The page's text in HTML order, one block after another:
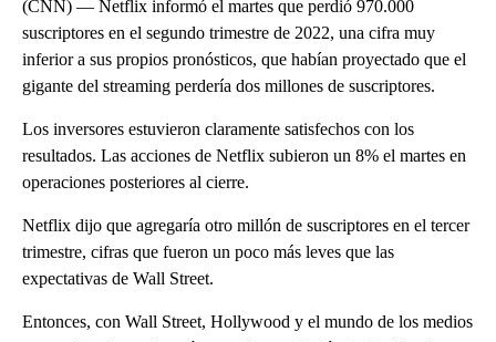
(CNN) — Netflix informó el martes que perdió 970.000
suscriptores en el segundo trimestre de 2022, una cifra muy
inferior a sus propios pronósticos, que habían proyectado que el
gigante del streaming perdería dos millones de suscriptores.
Los inversores estuvieron claramente satisfechos con los
resultados. Las acciones de Netflix subieron un 8% el martes en
operaciones posteriores al cierre.
Netflix dijo que agregaría otro millón de suscriptores en el tercer
trimestre, cifras que fueron un poco más leves que las
expectativas de Wall Street.
Entonces, con Wall Street, Hollywood y el mundo de los medios